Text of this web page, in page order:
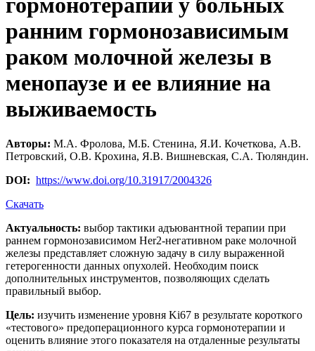
гормонотерапии у больных
ранним гормонозависимым
раком молочной железы в
менопаузе и ее влияние на
выживаемость
Авторы: М.А. Фролова, М.Б. Стенина, Я.И. Кочеткова, А.В.
Петровский, О.В. Крохина, Я.В. Вишневская, С.А. Тюляндин.
DOI: https://www.doi.org/10.31917/2004326
Скачать
Актуальность: выбор тактики адъювантной терапии при
раннем гормонозависимом Her2-негативном раке молочной
железы представляет сложную задачу в силу выраженной
гетерогенности данных опухолей. Необходим поиск
дополнительных инструментов, позволяющих сделать
правильный выбор.
Цель: изучить изменение уровня Ki67 в результате короткого
«тестового» предоперационного курса гормонотерапии и
оценить влияние этого показателя на отдаленные результаты